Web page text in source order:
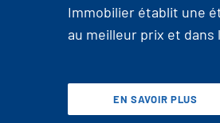
Immobilier établit une
au meilleur prix et
EN SAVOIR PLUS